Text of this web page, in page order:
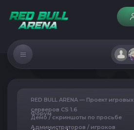
RED BULL ARENA — Проект игровых
серверов CS 1.6
Форум
Демо / скриншоты по просьбе
Администраторов / игроков